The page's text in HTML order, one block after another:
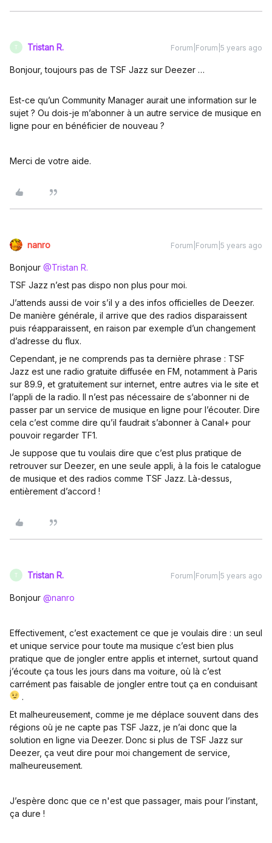
T Tristan R. Forum|Forum|5 years ago
Bonjour, toujours pas de TSF Jazz sur Deezer …
Est-ce qu’un Community Manager aurait une information sur le
sujet ? Ou dois-je m’abonner à un autre service de musique en
ligne pour en bénéficier de nouveau ?
Merci de votre aide.
nanro Forum|Forum|5 years ago
Bonjour @Tristan R.
TSF Jazz n’est pas dispo non plus pour moi.
J’attends aussi de voir s’il y a des infos officielles de Deezer.
De manière générale, il arrive que des radios disparaissent
puis réapparaissent, en raison par exemple d’un changement
d’adresse du flux.
Cependant, je ne comprends pas ta dernière phrase : TSF
Jazz est une radio gratuite diffusée en FM, notamment à Paris
sur 89.9, et gratuitement sur internet, entre autres via le site et
l’appli de la radio. Il n’est pas nécessaire de s’abonner ni de
passer par un service de musique en ligne pour l’écouter. Dire
cela c’est comme dire qu’il faudrait s’abonner à Canal+ pour
pouvoir regarder TF1.
Je suppose que tu voulais dire que c’est plus pratique de
retrouver sur Deezer, en une seule appli, à la fois le catalogue
de musique et des radios comme TSF Jazz. Là-dessus,
entièrement d’accord !
T Tristan R. Forum|Forum|5 years ago
Bonjour @nanro
Effectivement, c’est exactement ce que je voulais dire : un seul
et unique service pour toute ma musique c’est bien plus
pratique que de jongler entre applis et internet, surtout quand
j’écoute ça tous les jours dans ma voiture, où là c’est
carrément pas faisable de jongler entre tout ça en conduisant
.
Et malheureusement, comme je me déplace souvent dans des
régions où je ne capte pas TSF Jazz, je n’ai donc que la
solution en ligne via Deezer. Donc si plus de TSF Jazz sur
Deezer, ça veut dire pour moi changement de service,
malheureusement.
J’espère donc que ce n'est que passager, mais pour l’instant,
ça dure !